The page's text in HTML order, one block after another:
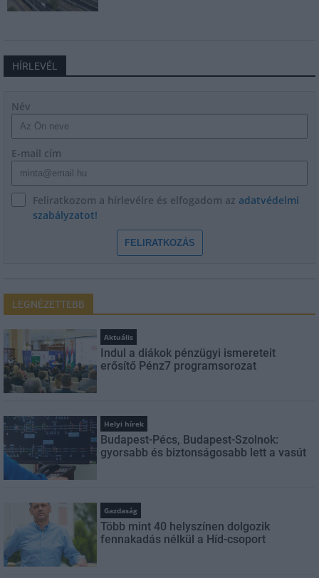
HÍRLEVÉL
Név
E-mail cím
Feliratkozom a hírlevélre és elfogadom az adatvédelmi
szabályzatot!
FELIRATKOZÁS
LEGNÉZETTEBB
Aktuális
Indul a diákok pénzügyi ismereteit
erősítő Pénz7 programsorozat
Helyi hírek
Budapest-Pécs, Budapest-Szolnok:
gyorsabb és biztonságosabb lett a vasút
Gazdaság
Több mint 40 helyszínen dolgozik
fennakadás nélkül a Híd-csoport